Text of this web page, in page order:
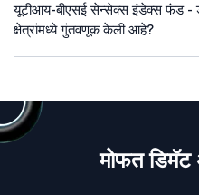
यूटीआय-बीएसई सेन्सेक्स इंडेक्स फंड -
क्षेत्रांमध्ये गुंतवणूक केली आहे?
मोफत